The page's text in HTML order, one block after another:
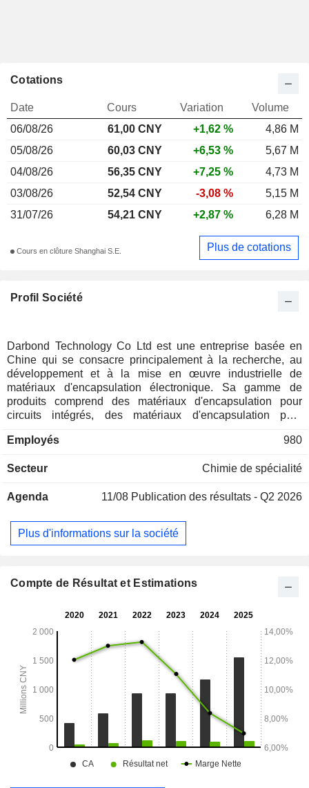
Profil Société
Darbond Technology Co Ltd est une entreprise basée en
Chine qui se consacre principalement à la recherche, au
développement et à la mise en œuvre industrielle de
matériaux d'encapsulation électronique. Sa gamme de
produits comprend des matériaux d'encapsulation pour
circuits intégrés, des matériaux d'encapsulation pour
applications dans le domaine des énergies nouvelles, ainsi
matériaux d'encapsulation pour circuits intégrés
des matériaux de collage de puces et des matériaux pour la
terminaux intelligents comprennent principalement des
matériaux d'emballage électronique, des matériaux de
matériaux d'emballage pour les énergies nouvelles
photovoltaïque. Les matériaux destinés aux équipements
comprennent principalement des adhésifs structuraux époxy
à un composant, des adhésifs anaérobies de freinage de vis
et des adhésifs structuraux époxy à deux composants à
base d'eau.
Employés 980
Secteur Chimie de spécialité
Agenda 11/08 Publication des résultats - Q2 2026
Plus d'informations sur la société
Cotations
Date Cours Variation
Volume
06/08/26
61,00 CNY +1,62 %
4,86 M
05/08/26
60,03 CNY +6,53 %
5,67 M
04/08/26
56,35 CNY +7,25 %
4,73 M
03/08/26
52,54 CNY -3,08 %
5,15 M
31/07/26
54,21 CNY +2,87 % 6,28 M
Cours en clôture Shanghai S.E. Plus de cotations
Compte de Résultat et Estimations